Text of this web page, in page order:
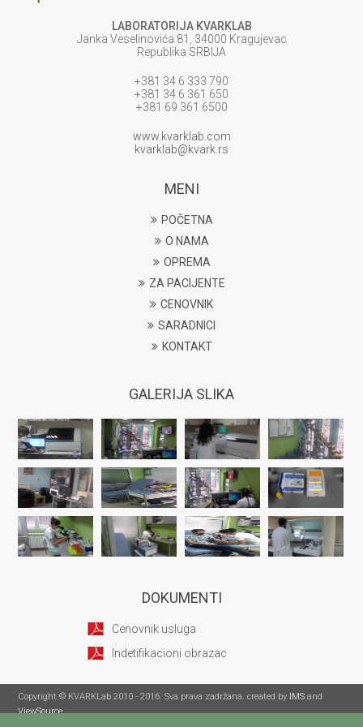
LABORATORIJA KVARKLAB
Janka Veselinovića 81, 34000 Kragujevac
Republika SRBIJA
+381 34 6 333 790
+381 34 6 361 650
+381 69 361 6500
www.kvarklab.com
kvarklab@kvark.rs
MENI
POČETNA
O NAMA
OPREMA
ZA PACIJENTE
CENOVNIK
SARADNICI
KONTAKT
GALERIJA SLIKA
DOKUMENTI
Cenovnik usluga
Indetifikacioni obrazac
Copyright © KVARKLab 2010 - 2016. Sva prava zadržana. created by IMS and
ViewSource